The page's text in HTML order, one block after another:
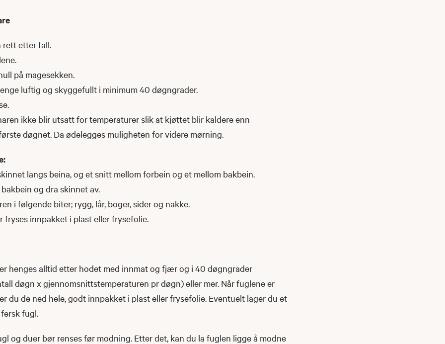
rett etter fall.
på magesekken.
luftig og skyggefullt i minimum 40 døgngrader.
ikke blir utsatt for temperaturer slik at kjøttet blir kaldere enn
døgnet. Da ødelegges muligheten for videre mørning.
langs beina, og et snitt mellom forbein og et mellom bakbein.
og dra skinnet av.
i følgende biter; rygg, lår, boger, sider og nakke.
fryses innpakket i plast eller frysefolie.
henges alltid etter hodet med innmat og fjær og i 40 døgngrader
døgn x gjennomsnittstemperaturen pr døgn) eller mer. Når fuglene er
du de ned hele, godt innpakket i plast eller frysefolie. Eventuelt lager du et
fugl.
og duer bør renses før modning. Etter det, kan du la fuglen ligge å modne